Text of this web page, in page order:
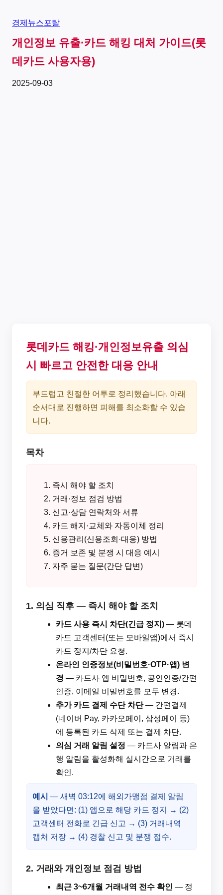
경제뉴스포탈
개인정보 유출·카드 해킹 대처 가이드(롯
데카드 사용자용)
2025-09-03
롯데카드 해킹·개인정보유출 의심
시 빠르고 안전한 대응 안내
부드럽고 친절한 어투로 정리했습니다. 아래
순서대로 진행하면 피해를 최소화할 수 있습
니다.
목차
즉시 해야 할 조치
거래·정보 점검 방법
신고·상담 연락처와 서류
카드 해지·교체와 자동이체 정리
신용관리(신용조회·대응) 방법
증거 보존 및 분쟁 시 대응 예시
자주 묻는 질문(간단 답변)
1. 의심 직후 — 즉시 해야 할 조치
카드 사용 즉시 차단(긴급 정지) — 롯데
카드 고객센터(또는 모바일앱)에서 즉시
카드 정지/차단 요청.
온라인 인증정보(비밀번호·OTP·앱) 변
경 — 카드사 앱 비밀번호, 공인인증/간편
인증, 이메일 비밀번호를 모두 변경.
추가 카드 결제 수단 차단— 간편결제
(네이버 Pay, 카카오페이, 삼성페이 등)
에 등록된 카드 삭제 또는 결제 차단.
의심 거래 알림 설정 — 카드사 알림과 은
행 알림을 활성화해 실시간으로 거래를
확인.
예시 — 새벽 03:12에 해외가맹점 결제 알림
을 받았다면: (1) 앱으로 해당 카드 정지 → (2)
고객센터 전화로 긴급 신고 → (3) 거래내역
캡처 저장 → (4) 경찰 신고 및 분쟁 접수.
2. 거래와 개인정보 점검 방법
최근 3~6개월 거래내역 전수 확인 — 정